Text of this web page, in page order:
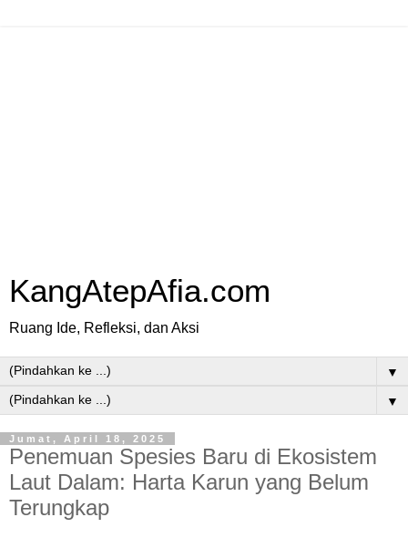
KangAtepAfia.com
Ruang Ide, Refleksi, dan Aksi
▼
▼
Jumat, April 18, 2025
Penemuan Spesies Baru di Ekosistem
Laut Dalam: Harta Karun yang Belum
Terungkap